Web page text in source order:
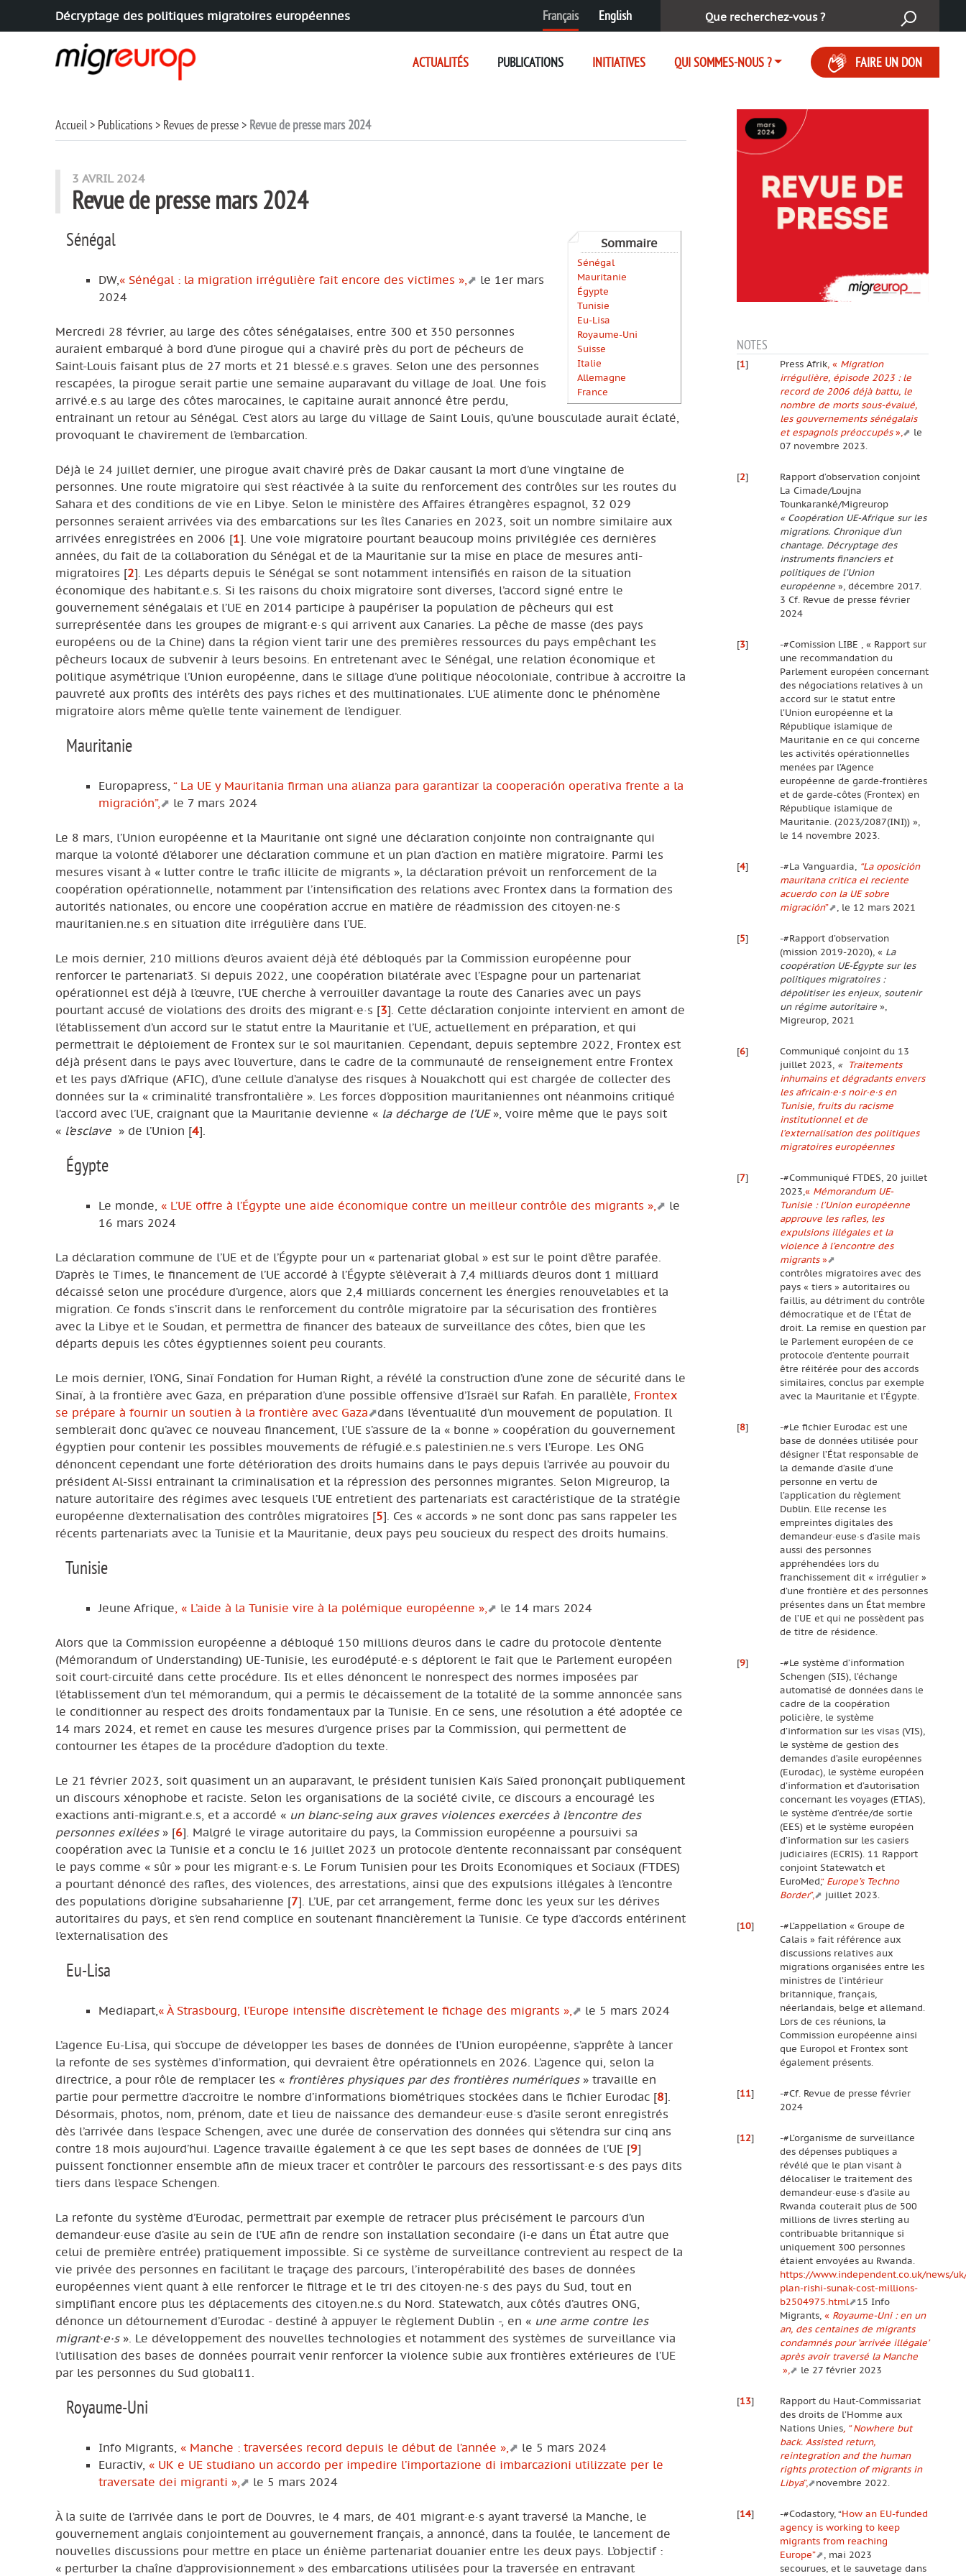
Aller à la navigation
Aller au contenu
Français English
Décryptage des politiques migratoires européennes
ACTUALITÉS PUBLICATIONS INITIATIVES QUI SOMMES-NOUS ? FAIRE UN DON
Rechercher :
Accueil Publications Revues de presse Revue de presse mars 2024
3 AVRIL 2024
Revue de presse mars 2024
Sommaire
Sénégal
Mauritanie
Égypte
Tunisie
Eu-Lisa
Royaume-Uni
Suisse
Italie
Allemagne
France
Sénégal
DW,« Sénégal : la migration irrégulière fait encore des victimes »,
le 1er mars
2024
Mercredi 28 février, au large des côtes sénégalaises, entre 300 et 350 personnes
auraient embarqué à bord d’une pirogue qui a chaviré près du port de pécheurs de
Saint-Louis faisant plus de 27 morts et 21 blessé.e.s graves. Selon une des personnes
rescapées, la pirogue serait partie une semaine auparavant du village de Joal. Une fois
arrivé.e.s au large des côtes marocaines, le capitaine aurait annoncé être perdu,
entrainant un retour au Sénégal. C’est alors au large du village de Saint Louis, qu’une bousculade aurait éclaté,
provoquant le chavirement de l’embarcation.
Déjà le 24 juillet dernier, une pirogue avait chaviré près de Dakar causant la mort d’une vingtaine de
personnes. Une route migratoire qui s’est réactivée à la suite du renforcement des contrôles sur les routes du
Sahara et des conditions de vie en Libye. Selon le ministère des Affaires étrangères espagnol, 32 029
personnes seraient arrivées via des embarcations sur les îles Canaries en 2023, soit un nombre similaire aux
arrivées enregistrées en 2006 [1]. Une voie migratoire pourtant beaucoup moins privilégiée ces dernières
années, du fait de la collaboration du Sénégal et de la Mauritanie sur la mise en place de mesures anti-
migratoires [2]. Les départs depuis le Sénégal se sont notamment intensifiés en raison de la situation
économique des habitant.e.s. Si les raisons du choix migratoire sont diverses, l’accord signé entre le
gouvernement sénégalais et l’UE en 2014 participe à paupériser la population de pêcheurs qui est
surreprésentée dans les groupes de migrant·e·s qui arrivent aux Canaries. La pêche de masse (des pays
européens ou de la Chine) dans la région vient tarir une des premières ressources du pays empêchant les
pêcheurs locaux de subvenir à leurs besoins. En entretenant avec le Sénégal, une relation économique et
politique asymétrique l’Union européenne, dans le sillage d’une politique néocoloniale, contribue à accroitre la
pauvreté aux profits des intérêts des pays riches et des multinationales. L’UE alimente donc le phénomène
migratoire alors même qu’elle tente vainement de l’endiguer.
Mauritanie
Europapress, “ La UE y Mauritania firman una alianza para garantizar la cooperación operativa frente a la
migración”,
le 7 mars 2024
Le 8 mars, l’Union européenne et la Mauritanie ont signé une déclaration conjointe non contraignante qui
marque la volonté d’élaborer une déclaration commune et un plan d’action en matière migratoire. Parmi les
mesures visant à « lutter contre le trafic illicite de migrants », la déclaration prévoit un renforcement de la
coopération opérationnelle, notamment par l’intensification des relations avec Frontex dans la formation des
autorités nationales, ou encore une coopération accrue en matière de réadmission des citoyen·ne·s
mauritanien.ne.s en situation dite irrégulière dans l’UE.
Le mois dernier, 210 millions d’euros avaient déjà été débloqués par la Commission européenne pour
renforcer le partenariat3. Si depuis 2022, une coopération bilatérale avec l’Espagne pour un partenariat
opérationnel est déjà à l’œuvre, l’UE cherche à verrouiller davantage la route des Canaries avec un pays
pourtant accusé de violations des droits des migrant·e·s [3]. Cette déclaration conjointe intervient en amont de
l’établissement d’un accord sur le statut entre la Mauritanie et l’UE, actuellement en préparation, et qui
permettrait le déploiement de Frontex sur le sol mauritanien. Cependant, depuis septembre 2022, Frontex est
déjà présent dans le pays avec l’ouverture, dans le cadre de la communauté de renseignement entre Frontex
et les pays d’Afrique (AFIC), d’une cellule d’analyse des risques à Nouakchott qui est chargée de collecter des
données sur la « criminalité transfrontalière ». Les forces d’opposition mauritaniennes ont néanmoins critiqué
l’accord avec l’UE, craignant que la Mauritanie devienne « la décharge de l’UE», voire même que le pays soit
« l’esclave » de l’Union [4].
Égypte
Le monde, « L’UE offre à l’Égypte une aide économique contre un meilleur contrôle des migrants »,
le
16 mars 2024
La déclaration commune de l’UE et de l’Égypte pour un « partenariat global » est sur le point d’être parafée.
D’après le Times, le financement de l’UE accordé à l’Égypte s’élèverait à 7,4 milliards d’euros dont 1 milliard
décaissé selon une procédure d’urgence, alors que 2,4 milliards concernent les énergies renouvelables et la
migration. Ce fonds s’inscrit dans le renforcement du contrôle migratoire par la sécurisation des frontières
avec la Libye et le Soudan, et permettra de financer des bateaux de surveillance des côtes, bien que les
départs depuis les côtes égyptiennes soient peu courants.
Le mois dernier, l’ONG, Sinaï Fondation for Human Right, a révélé la construction d’une zone de sécurité dans le
Sinaï, à la frontière avec Gaza, en préparation d’une possible offensive d’Israël sur Rafah. En parallèle, Frontex
se prépare à fournir un soutien à la frontière avec Gaza
dans l’éventualité d’un mouvement de population. Il
semblerait donc qu’avec ce nouveau financement, l’UE s’assure de la « bonne » coopération du gouvernement
égyptien pour contenir les possibles mouvements de réfugié.e.s palestinien.ne.s vers l’Europe. Les ONG
dénoncent cependant une forte détérioration des droits humains dans le pays depuis l’arrivée au pouvoir du
président Al-Sissi entrainant la criminalisation et la répression des personnes migrantes. Selon Migreurop, la
nature autoritaire des régimes avec lesquels l’UE entretient des partenariats est caractéristique de la stratégie
européenne d’externalisation des contrôles migratoires [5]. Ces « accords » ne sont donc pas sans rappeler les
récents partenariats avec la Tunisie et la Mauritanie, deux pays peu soucieux du respect des droits humains.
Tunisie
Jeune Afrique, « L’aide à la Tunisie vire à la polémique européenne », le 14 mars 2024
Alors que la Commission européenne a débloqué 150 millions d’euros dans le cadre du protocole d’entente
(Mémorandum of Understanding) UE-Tunisie, les eurodéputé·e·s déplorent le fait que le Parlement européen
soit court-circuité dans cette procédure. Ils et elles dénoncent le nonrespect des normes imposées par
l’établissement d’un tel mémorandum, qui a permis le décaissement de la totalité de la somme annoncée sans
le conditionner au respect des droits fondamentaux par la Tunisie. En ce sens, une résolution a été adoptée ce
14 mars 2024, et remet en cause les mesures d’urgence prises par la Commission, qui permettent de
contourner les étapes de la procédure d’adoption du texte.
Le 21 février 2023, soit quasiment un an auparavant, le président tunisien Kaïs Saïed prononçait publiquement
un discours xénophobe et raciste. Selon les organisations de la société civile, ce discours a encouragé les
exactions anti-migrant.e.s, et a accordé « un blanc-seing aux graves violences exercées à l’encontre des
personnes exilées» [6]. Malgré le virage autoritaire du pays, la Commission européenne a poursuivi sa
coopération avec la Tunisie et a conclu le 16 juillet 2023 un protocole d’entente reconnaissant par conséquent
le pays comme « sûr » pour les migrant·e·s. Le Forum Tunisien pour les Droits Economiques et Sociaux (FTDES)
a pourtant dénoncé des rafles, des violences, des arrestations, ainsi que des expulsions illégales à l’encontre
des populations d’origine subsaharienne [7]. L’UE, par cet arrangement, ferme donc les yeux sur les dérives
autoritaires du pays, et s’en rend complice en soutenant financièrement la Tunisie. Ce type d’accords entérinent
l’externalisation des
Eu-Lisa
Mediapart,« À Strasbourg, l’Europe intensifie discrètement le fichage des migrants », le 5 mars 2024
L’agence Eu-Lisa, qui s’occupe de développer les bases de données de l’Union européenne, s’apprête à lancer
la refonte de ses systèmes d’information, qui devraient être opérationnels en 2026. L’agence qui, selon la
directrice, a pour rôle de remplacer les « frontières physiques par des frontières numériques» travaille en
partie pour permettre d’accroitre le nombre d’informations biométriques stockées dans le fichier Eurodac [8].
Désormais, photos, nom, prénom, date et lieu de naissance des demandeur·euse·s d’asile seront enregistrés
dès l’arrivée dans l’espace Schengen, avec une durée de conservation des données qui s’étendra sur cinq ans
contre 18 mois aujourd’hui. L’agence travaille également à ce que les sept bases de données de l’UE [9]
puissent fonctionner ensemble afin de mieux tracer et contrôler le parcours des ressortissant·e·s des pays dits
tiers dans l’espace Schengen.
La refonte du système d’Eurodac, permettrait par exemple de retracer plus précisément le parcours d’un
demandeur·euse d’asile au sein de l’UE afin de rendre son installation secondaire (i-e dans un État autre que
celui de première entrée) pratiquement impossible. Si ce système de surveillance contrevient au respect de la
vie privée des personnes en facilitant le traçage des parcours, l’interopérabilité des bases de données
européennes vient quant à elle renforcer le filtrage et le tri des citoyen·ne·s des pays du Sud, tout en
simplifiant encore plus les déplacements des citoyen.ne.s du Nord. Statewatch, aux côtés d’autres ONG,
dénonce un détournement d’Eurodac - destiné à appuyer le règlement Dublin -, en « une arme contre les
migrant·e·s». Le développement des nouvelles technologies et notamment des systèmes de surveillance via
l’utilisation des bases de données pourrait venir renforcer la violence subie aux frontières extérieures de l’UE
par les personnes du Sud global11.
Royaume-Uni
Info Migrants, « Manche : traversées record depuis le début de l’année »,
le 5 mars 2024
Euractiv, « UK e UE studiano un accordo per impedire l’importazione di imbarcazioni utilizzate per le
traversate dei migranti »,
le 5 mars 2024
À la suite de l’arrivée dans le port de Douvres, le 4 mars, de 401 migrant·e·s ayant traversé la Manche, le
gouvernement anglais conjointement au gouvernement français, a annoncé, dans la foulée, le lancement de
nouvelles discussions pour mettre en place un énième partenariat douanier entre les deux pays. L’objectif :
« perturber la chaîne d’approvisionnement » des embarcations utilisées pour la traversée en entravant
NOTES
[1] Press Afrik, « Migration
irrégulière, épisode 2023 : le
record de 2006 déjà battu, le
nombre de morts sous-évalué,
les gouvernements sénégalais
et espagnols préoccupés»,
le
07 novembre 2023.
[2]
Rapport d’observation conjoint
La Cimade/Loujna
Tounkaranké/Migreurop
« Coopération UE-Afrique sur les
migrations. Chronique d’un
chantage. Décryptage des
instruments financiers et
politiques de l’Union
européenne», décembre 2017.
3 Cf. Revue de presse février
2024
[3]
-#Comission LIBE , « Rapport sur
une recommandation du
Parlement européen concernant
des négociations relatives à un
accord sur le statut entre
l’Union européenne et la
République islamique de
Mauritanie en ce qui concerne
les activités opérationnelles
menées par l’Agence
européenne de garde-frontières
et de garde-côtes (Frontex) en
République islamique de
Mauritanie. (2023/2087(INI)) »,
le 14 novembre 2023.
[4] -#La Vanguardia,
“La oposición
mauritana critica el reciente
acuerdo con la UE sobre
migración” , le 12 mars 2021
[5]
-#Rapport d’observation
(mission 2019-2020), « La
coopération UE-Égypte sur les
politiques migratoires :
dépolitiser les enjeux, soutenir
un régime autoritaire»,
Migreurop, 2021
[6]
Communiqué conjoint du 13
juillet 2023, « Traitements
inhumains et dégradants envers
les africain·e·s noir·e·s en
Tunisie, fruits du racisme
institutionnel et de
l’externalisation des politiques
migratoires européennes
[7]
-#Communiqué FTDES, 20 juillet
2023, « Mémorandum UE-
Tunisie : l’Union européenne
approuve les rafles, les
expulsions illégales et la
violence à l’encontre des
migrants»
contrôles migratoires avec des
pays « tiers » autoritaires ou
faillis, au détriment du contrôle
démocratique et de l’État de
droit. La remise en question par
le Parlement européen de ce
protocole d’entente pourrait
être réitérée pour des accords
similaires, conclus par exemple
avec la Mauritanie et l’Égypte.
[8]
-#Le fichier Eurodac est une
base de données utilisée pour
désigner l’État responsable de
la demande d’asile d’une
personne en vertu de
l’application du règlement
Dublin. Elle recense les
empreintes digitales des
demandeur·euse·s d’asile mais
aussi des personnes
appréhendées lors du
franchissement dit « irrégulier »
d’une frontière et des personnes
présentes dans un État membre
de l’UE et qui ne possèdent pas
de titre de résidence.
[9]
-#Le système d’information
Schengen (SIS), l’échange
automatisé de données dans le
cadre de la coopération
policière, le système
d’information sur les visas (VIS),
le système de gestion des
demandes d’asile européennes
(Eurodac), le système européen
d’information et d’autorisation
concernant les voyages (ETIAS),
le système d’entrée/de sortie
(EES) et le système européen
d’information sur les casiers
judiciaires (ECRIS). 11 Rapport
conjoint Statewatch et
EuroMed,“ Europe’s Techno
Border”, juillet 2023.
[10]
-#L’appellation « Groupe de
Calais » fait référence aux
discussions relatives aux
migrations organisées entre les
ministres de l’intérieur
britannique, français,
néerlandais, belge et allemand.
Lors de ces réunions, la
Commission européenne ainsi
que Europol et Frontex sont
également présents.
[11]
-#Cf. Revue de presse février
2024
[12]
-#L’organisme de surveillance
des dépenses publiques a
révélé que le plan visant à
délocaliser le traitement des
demandeur·euse·s d’asile au
Rwanda couterait plus de 500
millions de livres sterling au
contribuable britannique si
uniquement 300 personnes
étaient envoyées au Rwanda.
https://www.independent.co.uk/news/
plan-rishi-sunak-cost-millions-
b2504975.html
15 Info
Migrants, « Royaume-Uni : en un
an, des centaines de migrants
condamnés pour ’arrivée illégale’
après avoir traversé la Manche
»,
le 27 février 2023
[13]
Rapport du Haut-Commissariat
des droits de l’Homme aux
Nations Unies, “ Nowhere but
back. Assisted return,
reintegration and the human
rights protection of migrants in
Libya”, novembre 2022.
[14] -#Codastory, “How an EU-funded
agency is working to keep
migrants from reaching
Europe”
, mai 2023
secourues, et le sauvetage dans